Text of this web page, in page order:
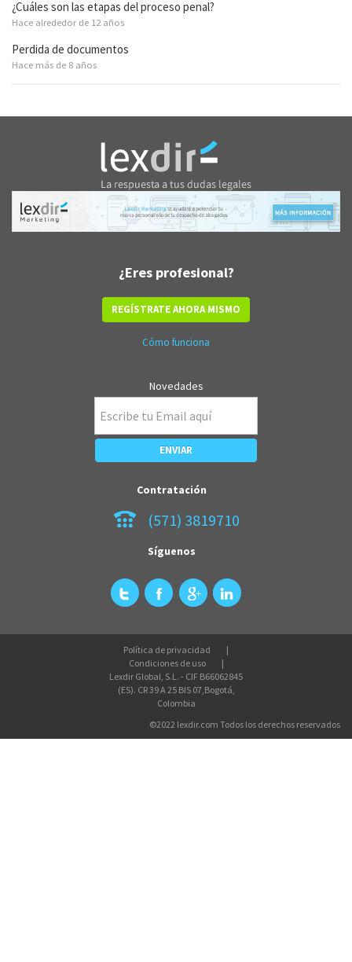
¿Cuáles son las etapas del proceso penal?
Hace alrededor de 12 años
Perdida de documentos
Hace más de 8 años
¿Eres profesional?
REGÍSTRATE AHORA MISMO
Cómo funciona
Novedades
Contratación
(571) 3819710
Síguenos
Política de privacidad
Condiciones de uso
Lexdir Global, S.L. - CIF B66062845
(ES). CR 39 A 25 BIS 07,Bogotá,
Colombia
©2022 lexdir.com Todos los derechos reservados